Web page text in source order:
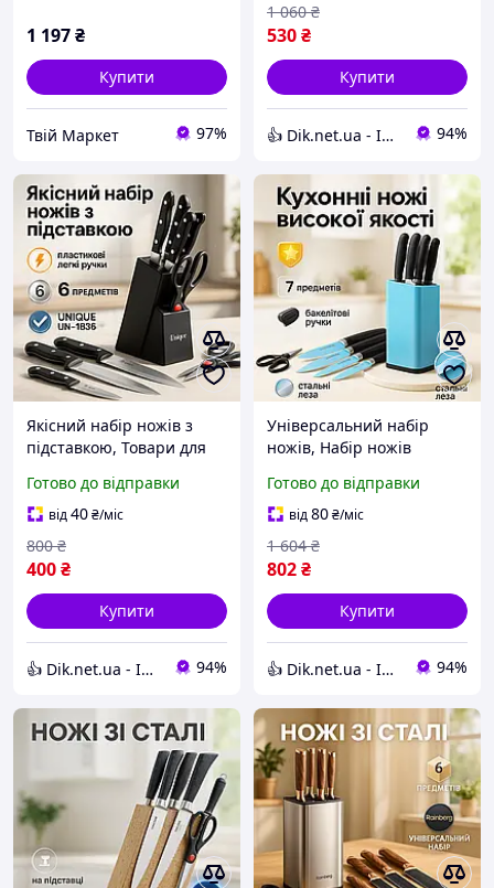
1 197₴
Купити
Твій Маркет 97%
530₴
1 060 ₴
Купити
👍 Dik.net.ua - Інтернет магазин 94%
Якісний набір ножів з
підставкою, Товари для
побутовий, Кухонні ножі
домашні UT-11
Готово до відправки
від40₴/міс
400₴
800 ₴
Купити
👍 Dik.net.ua - Інтернет магазин 94%
Універсальний набір
ножів, Набір ножів
ножі домашні литих
кухонних VS-13
Готово до відправки
від80₴/міс
802₴
1 604 ₴
Купити
👍 Dik.net.ua - Інтернет магазин 94%